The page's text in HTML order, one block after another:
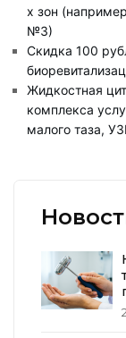
х зон
№3)
Скидка 100
Жидкостная
комплекса
малого таза,